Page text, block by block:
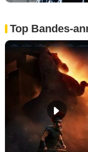
Top Bandes-